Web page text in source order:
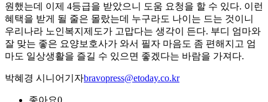
원했는데 이제 4등급을 받았으니 도움 요청을 할 수 있다. 이런
혜택을 받게 될 줄은 몰랐는데 누구라도 나이는 드는 것이니
우리나라 노인복지제도가 고맙다는 생각이 든다. 부디 엄마와
잘 맞는 좋은 요양보호사가 와서 필자 마음도 좀 편해지고 엄
마도 일상생활을 즐길 수 있으면 좋겠다는 바람을 가져다.
박혜경 시니어기자bravopress@etoday.co.kr